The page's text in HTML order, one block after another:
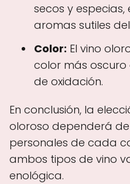
secos y
aromas sutiles
Color: El vino
color más
de oxidación.
En conclusión, la
oloroso dependerá
personales de cada
ambos tipos de vino
enológica.